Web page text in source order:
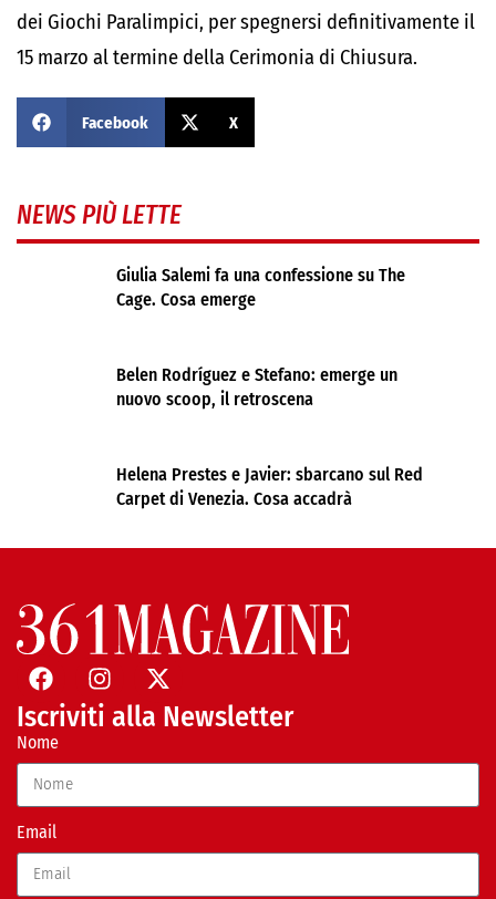
dei Giochi Paralimpici, per spegnersi definitivamente il
15 marzo al termine della Cerimonia di Chiusura.
Facebook X
NEWS PIÙ LETTE
Giulia Salemi fa una confessione su The
Cage. Cosa emerge
Belen Rodríguez e Stefano: emerge un
nuovo scoop, il retroscena
Helena Prestes e Javier: sbarcano sul Red
Carpet di Venezia. Cosa accadrà
Iscriviti alla Newsletter
Nome
Email